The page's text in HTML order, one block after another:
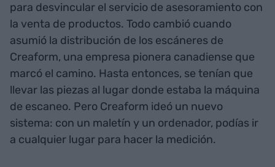
para desvincular el servicio de asesoramiento con
la venta de productos. Todo cambió cuando
asumió la distribución de los escáneres de
Creaform, una empresa pionera canadiense que
marcó el camino. Hasta entonces, se tenían que
llevar las piezas al lugar donde estaba la máquina
de escaneo. Pero Creaform ideó un nuevo
sistema: con un maletín y un ordenador, podías ir
a cualquier lugar para hacer la medición.